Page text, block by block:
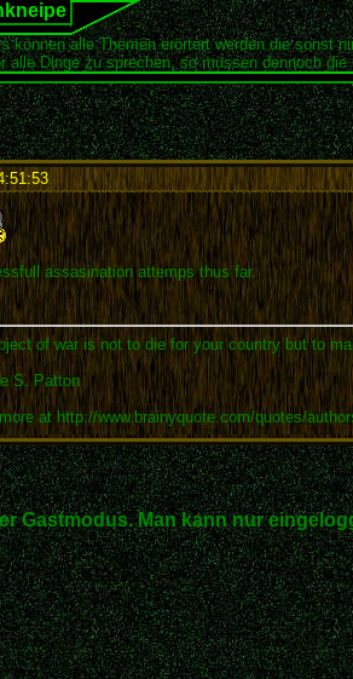
können alle Themen erörtert werden die sonst
alle Dinge zu sprechen, so müssen dennoch
:
assasination attemps thus far.
of war is not to die for your country but to
S. Patton
at http://www.brainyquote.com/quotes/
Gastmodus. Man kann nur